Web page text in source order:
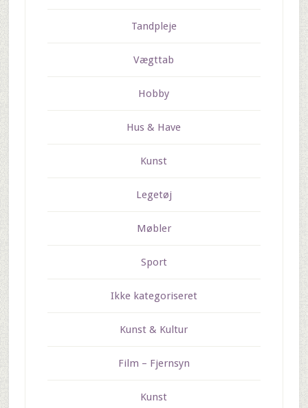
Tandpleje
Vægttab
Hobby
Hus & Have
Kunst
Legetøj
Møbler
Sport
Ikke kategoriseret
Kunst & Kultur
Film – Fjernsyn
Kunst